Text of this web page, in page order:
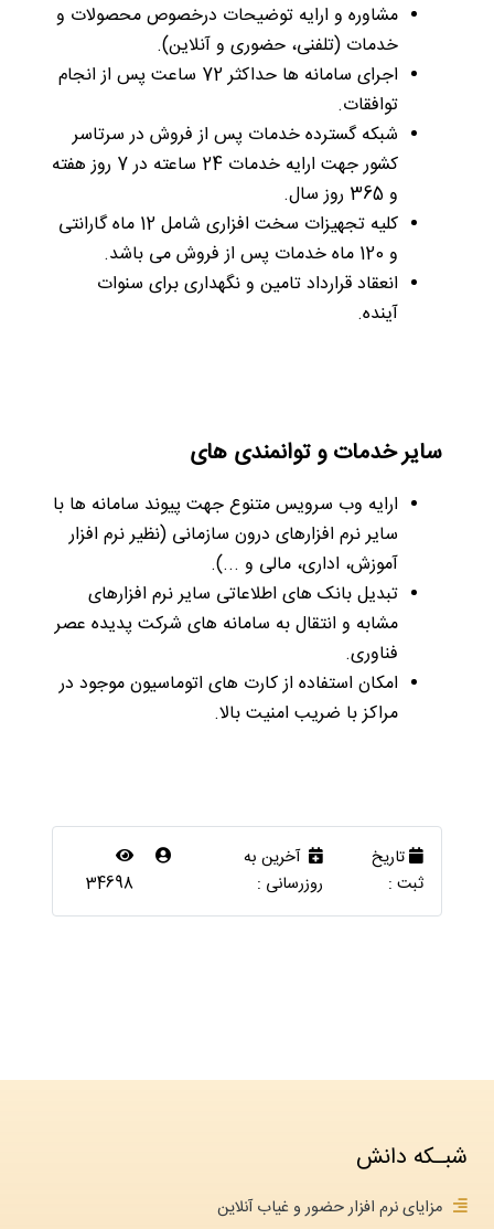
مشاوره و ارایه توضیحات درخصوص محصولات و
خدمات (تلفنی، حضوری و آنلاین).
اجرای سامانه­ ها حداکثر 72 ساعت پس از انجام
توافقات.
شبکه گسترده خدمات پس از فروش در سرتاسر
کشور جهت ارایه خدمات 24 ساعته در 7 روز هفته
و 365 روز سال.
کلیه تجهیزات سخت افزاری شامل 12 ماه گارانتی
و 120 ماه خدمات پس از فروش می ­باشد.
انعقاد قرارداد تامین و نگهداری برای سنوات
آینده.
سایر خدمات و توانمندی ­های
ارایه وب سرویس متنوع جهت پیوند سامانه ­ها با
سایر نرم افزارهای درون سازمانی (نظیر نرم افزار
آموزش، اداری، مالی و ...).
تبدیل بانک ­های اطلاعاتی سایر نرم افزارهای
مشابه و انتقال به سامانه های شرکت پدیده عصر
فناوری.
امکان استفاده از کارت ­های اتوماسیون موجود در
مراکز با ضریب امنیت بالا.
تاریخ
ثبت :
آخرین به
روزرسانی :
34698
شبـکه دانش
مزایای نرم افزار حضور و غیاب آنلاین